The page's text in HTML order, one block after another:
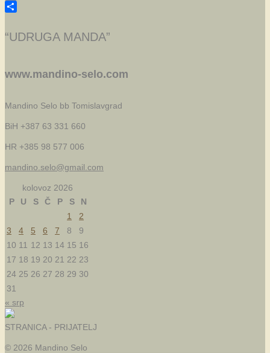
Email
“UDRUGA MANDA”
www.mandino-selo.com
Mandino Selo bb Tomislavgrad
BiH +387 63 331 660
HR +385 98 577 006
mandino.selo@gmail.com
kolovoz 2026
P
U S Č P S
N
1
2
3
4 5 6 7 8
9
10 11 12 13 14 15 16
17 18 19 20 21 22 23
24 25 26 27 28 29 30
31
« srp
STRANICA - PRIJATELJ
© 2026 Mandino Selo